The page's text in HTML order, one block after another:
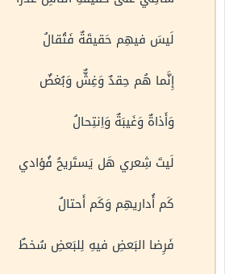
لَيسَ فيهِم حَقيقَةٌ فَتُقالُ
إِنَّما هُم حِقدٌ وَغِشٌّ وَبُغضٌ
وَأَذاةٌ وَغَيبَةٌ وَاِنتِحالُ
لَيتَ شِعري هَل يَستَريحُ فُؤادي
كَم أُداريهِم وَكَم أَحتالُ
فَرِضا البَعضِ فيهِ لِلبَعضِ سُخطٌ